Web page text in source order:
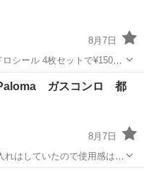
8月7日
トで¥1500
ッピング用品
Paloma ガスコンロ 都
8月7日
はしていたので使用感はあ
越しの為使う方が居ました